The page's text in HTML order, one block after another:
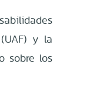
y la
sobre los